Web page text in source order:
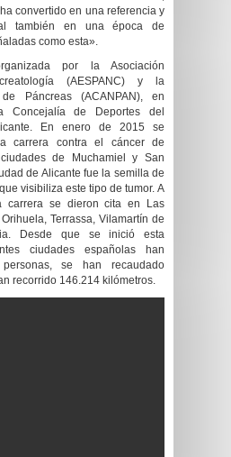
convertido en una referencia y
también en una época de
como esta».
por la Asociación
(AESPANC) y la
Páncreas (ACANPAN), en
Concejalía de Deportes del
En enero de 2015 se
carrera contra el cáncer de
de Muchamiel y San
de Alicante fue la semilla de
visibiliza este tipo de tumor. A
carrera se dieron cita en Las
Terrassa, Vilamartín de
Desde que se inició esta
ciudades españolas han
se han recaudado
recorrido 146.214 kilómetros.